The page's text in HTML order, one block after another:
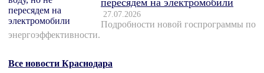
27.07.2026
Подробности новой госпрограммы по
энергоэффективности.
Все новости Краснодара